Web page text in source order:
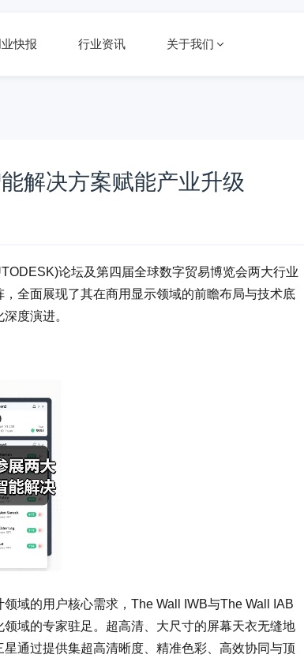
快报 行业资讯 关于我们
解决方案赋能产业升级
论坛及第四届全球数字贸易博览会两大行业
全面展现了其在商用显示领域的前瞻布局与技术底
度演进。
域的用户核心需求，The Wall IWB与The Wall IAB
域的专家驻足。超高清、大尺寸的屏幕天衣无缝地
通过提供集超高清晰度、精准色彩、高效协同与顶